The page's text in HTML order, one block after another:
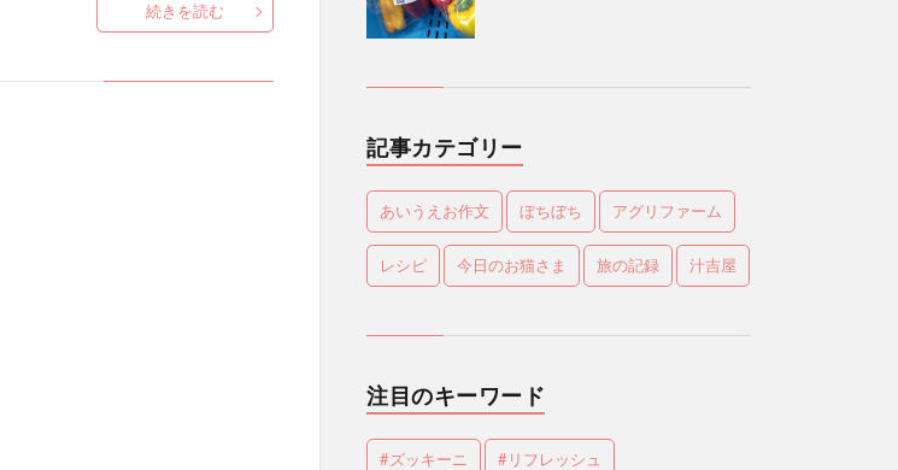
続きを読む
記事カテゴリー
あいうえお作文 ぼちぼち アグリファーム
レシピ 今日のお猫さま 旅の記録 汁吉屋
注目のキーワード
#ズッキーニ #リフレッシュ